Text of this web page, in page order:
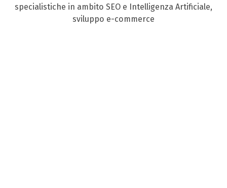
specialistiche in ambito SEO e Intelligenza Artificiale,
sviluppo e-commerce